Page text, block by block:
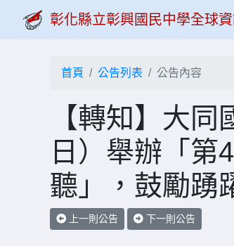
彰化縣立彰興國民中學全球資
首頁 公告列表 公告內容
【轉知】大
日）舉辦「第
聽」，鼓勵踴
上一則公告 下一則公告